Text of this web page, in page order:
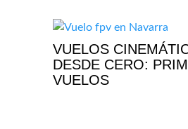
VUELOS
DESDE CERO:
VUELOS